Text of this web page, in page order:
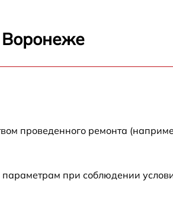
Воронеже
проведенного ремонта
при соблюдении